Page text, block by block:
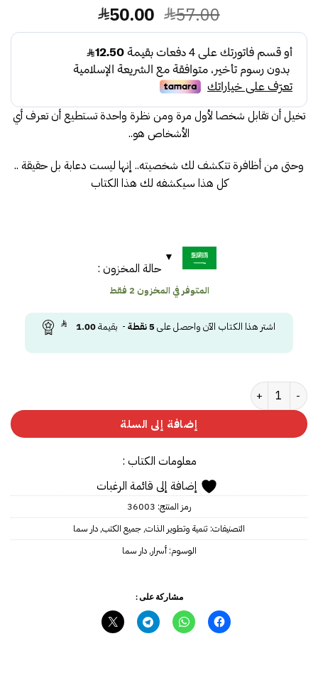
57.00 السعر
الأصلي
هو:
57.00.
50.00 السعر
الحالي
هو:
50.00.
تخيل أن تقابل شخصا لأول مرة ومن نظرة واحدة تستطيع أن تعرف أي
الأشخاص هو..
وحتى من أظافرة تتكشف لك شخصيته.. إنها ليست دعابة بل حقيقة ..
كل هذا سيكشفه لك هذا الكتاب
حالة المخزون :
المتوفر في المخزون 2 فقط
اشتر هذا الكتاب الآن واحصل على 5نقطة- بقيمة1.00
كمية أسرار الأنماط
إضافة إلى السلة
معلومات الكتاب :
إضافة إلى قائمة الرغبات
رمز المنتج: 36003
التصنيفات: تنمية وتطوير الذات,جميع الكتب,دار سما
الوسوم:أسرار,دار سما
مشاركة على :